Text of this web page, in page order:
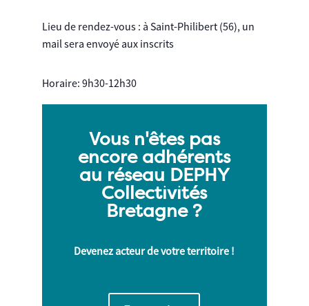
Lieu de rendez-vous : à Saint-Philibert (56), un
mail sera envoyé aux inscrits
Horaire: 9h30-12h30
Vous n'êtes pas
encore adhérents
au réseau DEPHY
Collectivités
Bretagne ?
Devenez acteur de votre territoire !